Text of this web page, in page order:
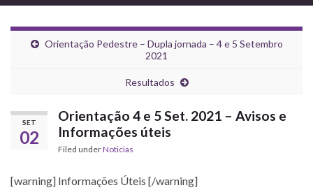
Orientação Pedestre – Dupla jornada – 4 e 5 Setembro
2021
Resultados
SET
02
Orientação 4 e 5 Set. 2021 – Avisos e
Informações úteis
Filed underNoticias
[warning] Informações Úteis [/warning]